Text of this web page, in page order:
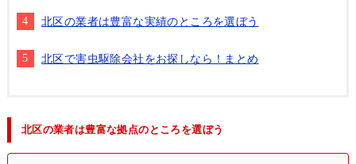
北区の業者は豊富な実績のところを選ぼう
北区で害虫駆除会社をお探しなら！まとめ
北区の業者は豊富な拠点のところを選ぼう